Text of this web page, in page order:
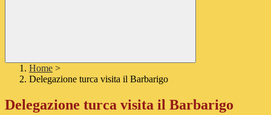
Home >
Delegazione turca visita il Barbarigo
Delegazione turca visita il Barbarigo